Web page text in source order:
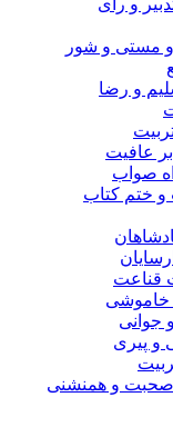
و رای
مستی و شور
و رضا
عافیت
صواب
و ختم کتاب
قناعت
خاموشى
جوانى
و پیرى
صحبت و همنشنى